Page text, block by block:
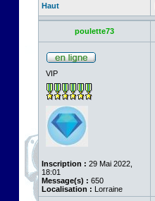
Haut
poulette73
VIP
Inscription : 29 Mai 2022,
18:01
Message(s) : 650
Localisation : Lorraine